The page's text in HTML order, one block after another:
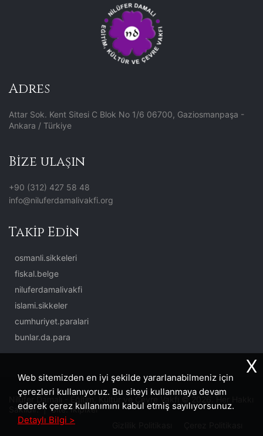
Adres
Attar Sok. Kent Sitesi C Blok No 1/6 06700, Gaziosmanpaşa -
Ankara / Türkiye
Bize ulaşın
+90 (312) 427 58 48
info@niluferdamalivakfi.org
Takip Edin
osmanli.sikkeleri
fiskal.belge
niluferdamalivakfi
islami.sikkeler
cumhuriyet.paralari
bunlar.da.para
Nilüfer Damalı - Eğitim, Kültür ve Çevre Vakfı © 2026. Her Hakkı
Saklıdır. | Site:İkipixel
Web sitemizden en iyi şekilde yararlanabilmeniz için
çerezleri kullanıyoruz. Bu siteyi kullanmaya devam
ederek çerez kullanımını kabul etmiş sayılıyorsunuz.
Detaylı Bilgi >
X